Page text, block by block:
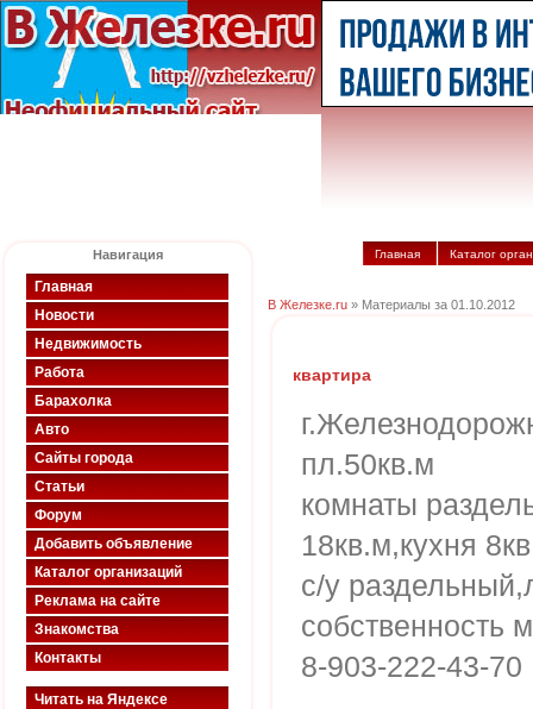
Навигация
Главная
Новости
Недвижимость
Работа
Барахолка
Авто
Сайты города
Статьи
Форум
Добавить объявление
Каталог организаций
Реклама на сайте
Знакомства
Контакты
Читать на Яндексе
Главная Каталог
В Железке.ru » Материалы за 01.10.2012
квартира
пл.50кв.м
комнаты
18кв.м,кухня
с/у
собственность
8-903-222-43-